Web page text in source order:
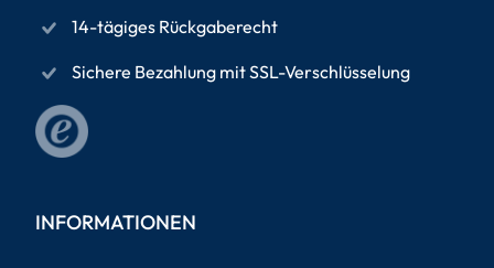
14-tägiges Rückgaberecht
Sichere Bezahlung mit SSL-Verschlüsselung
INFORMATIONEN